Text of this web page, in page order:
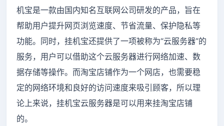
机宝是一款由国内知名互联网公司研发的产品，旨在
帮助用户提升网页浏览速度、节省流量、保护隐私等
功能。同时，挂机宝还提供了一项被称为“云服务器”的
服务，用户可以借助这个云服务器进行网络加速、数
据存储等操作。而淘宝店铺作为一个网店，也需要稳
定的网络环境和良好的访问速度来吸引顾客，所以理
论上来说，挂机宝云服务器是可以用来挂淘宝店铺
的。